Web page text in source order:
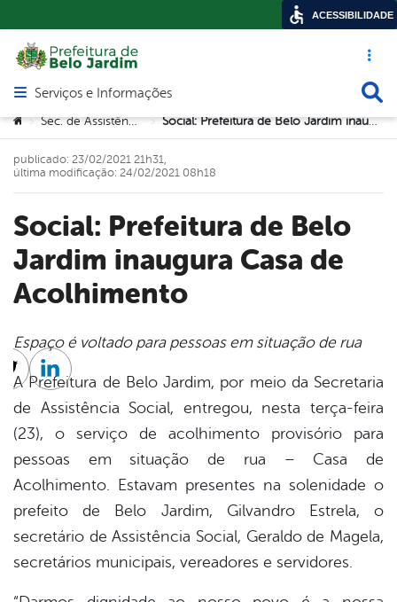
Acesso
Abrir menu principal de navegação
Serviços e Informações
Você está aqui:
> Sec. de Assistência Social > Social: Prefeitura de Belo Jardim inaugura Casa de Acolhimento
Social: Prefeitura de Belo
Jardim inaugura Casa de
Acolhimento
publicado: 23/02/2021 21h31,
última modificação: 24/02/2021 08h18
Espaço é voltado para pessoas em situação de rua
A Prefeitura de Belo Jardim, por meio da Secretaria
de Assistência Social, entregou, nesta terça-feira
(23), o serviço de acolhimento provisório para
pessoas em situação de rua – Casa de
Acolhimento. Estavam presentes na solenidade o
prefeito de Belo Jardim, Gilvandro Estrela, o
secretário de Assistência Social, Geraldo de Magela,
secretários municipais, vereadores e servidores.
Twitter
Linkedin
ACESSIBILIDADE